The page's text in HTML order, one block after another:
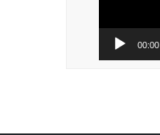
00:00